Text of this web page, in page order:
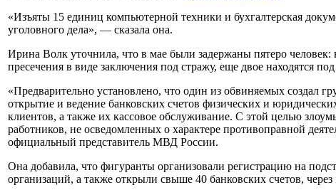
«Изъяты 15 единиц компьютерной техники и бухгалтерская
уголовного дела», — сказала она.
Ирина Волк уточнила, что в мае были задержаны пятеро
пресечения в виде заключения под стражу, еще двое находятся
«Предварительно установлено, что один из обвиняемых создал
открытие и ведение банковских счетов физических и
клиентов, а также их кассовое обслуживание. С этой целью
работников, не осведомленных о характере противоправной
официальный представитель МВД России.
Она добавила, что фигуранты организовали регистрацию на
организаций, а также открыли свыше 40 банковских счетов,